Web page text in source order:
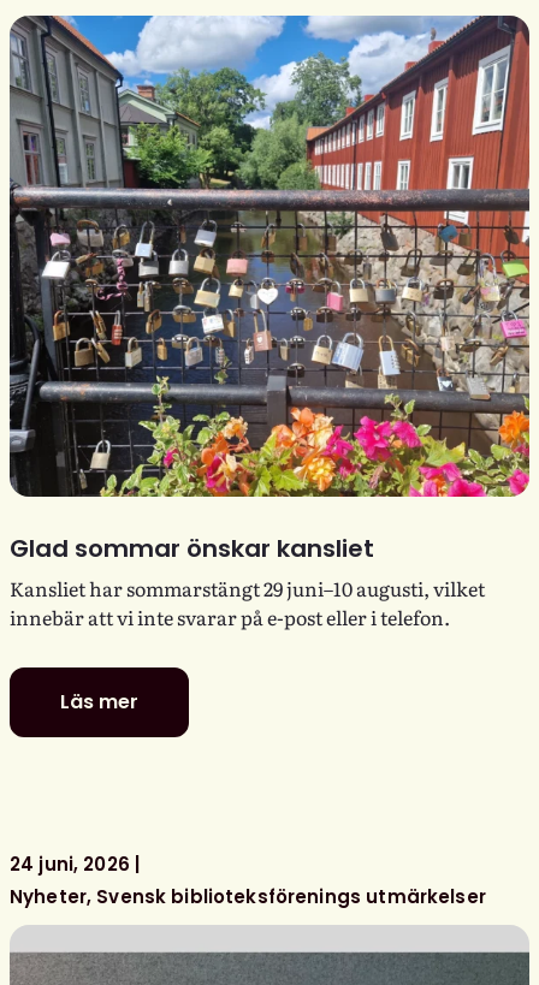
Glad sommar önskar kansliet
Kansliet har sommarstängt 29 juni–10 augusti, vilket
innebär att vi inte svarar på e-post eller i telefon.
Läs mer
Glad
sommar
24 juni, 2026
Nyheter Svensk biblioteksförenings utmärkelser